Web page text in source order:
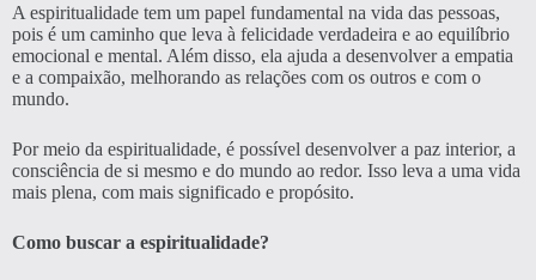
A espiritualidade tem um papel fundamental na vida das pessoas,
pois é um caminho que leva à felicidade verdadeira e ao equilíbrio
emocional e mental. Além disso, ela ajuda a desenvolver a empatia
e a compaixão, melhorando as relações com os outros e com o
mundo.
Por meio da espiritualidade, é possível desenvolver a paz interior, a
consciência de si mesmo e do mundo ao redor. Isso leva a uma vida
mais plena, com mais significado e propósito.
Como buscar a espiritualidade?